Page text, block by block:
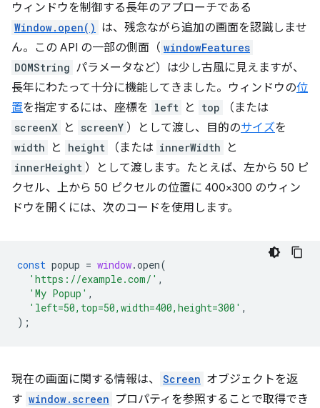
ウィンドウを制御する長年のアプローチである
Window.open() は、残念ながら追加の画面を認識しませ
ん。この API の一部の側面（ windowFeatures
DOMString パラメータなど）は少し古風に見えますが、
長年にわたって十分に機能してきました。ウィンドウの位
置を指定するには、座標を left と top （または
screenX と screenY ）として渡し、目的のサイズを
width と height （または innerWidth と
innerHeight ）として渡します。たとえば、左から 50 ピ
クセル、上から 50 ピクセルの位置に 400×300 のウィン
ドウを開くには、次のコードを使用します。
const popup = window.open(
'https://example.com/' ,
'My Popup' ,
'left=50,top=50,width=400,height=300' ,
);
現在の画面に関する情報は、 Screen オブジェクトを返
す window.screen プロパティを参照することで取得でき